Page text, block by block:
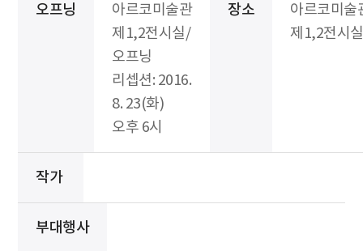
오프닝
아르코미술관
제1,2전시실/
오프닝
리셉션: 2016.
8. 23(화)
오후 6시
장소
아르코미술
제1,2전시실
작가
부대행사